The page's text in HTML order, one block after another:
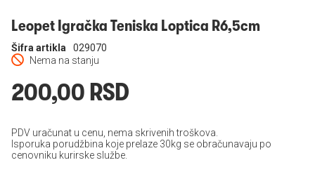
Leopet Igračka Teniska Loptica R6,5cm
Nema na stanju
Šifra artikla 029070
200,00 RSD
PDV uračunat u cenu, nema skrivenih troškova.
Isporuka porudžbina koje prelaze 30kg se obračunavaju po
cenovniku kurirske službe.